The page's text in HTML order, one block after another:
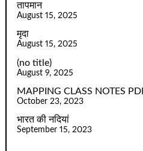
तापमान
August 15, 2025
मृदा
August 15, 2025
(no title)
August 9, 2025
MAPPING CLASS NOTES
October 23, 2023
भारत की नदियां
September 15, 2023